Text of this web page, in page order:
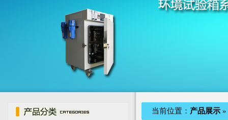
当前位置： 产品展示 »